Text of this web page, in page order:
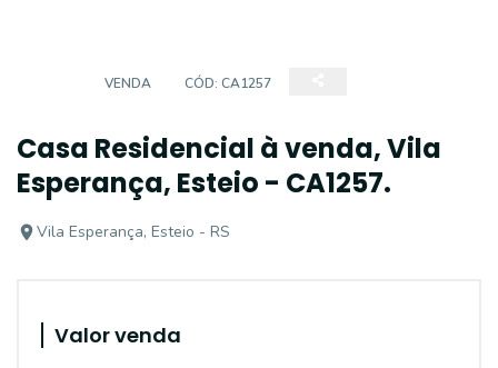
VENDA CÓD: CA1257
Casa Residencial à venda, Vila
Esperança, Esteio - CA1257.
Vila Esperança, Esteio - RS
Valor venda